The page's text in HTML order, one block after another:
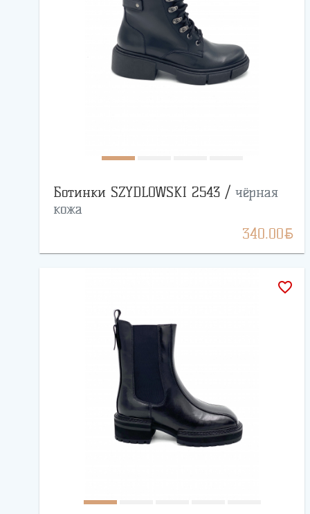
Ботинки SZYDLOWSKI 2543 / чёрная
кожа
340.00BYN
favorite_border